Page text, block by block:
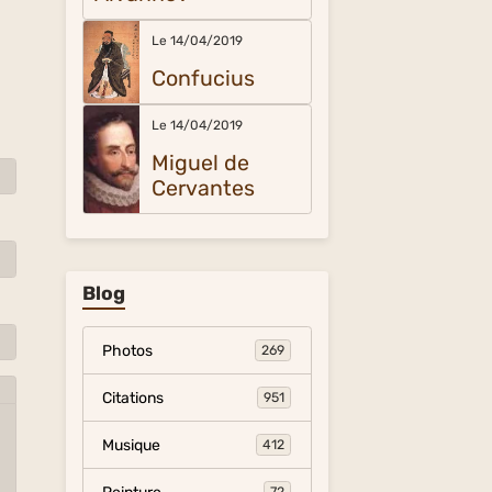
Le 14/04/2019
Confucius
Le 14/04/2019
Miguel de
Cervantes
Blog
Photos 269
Citations 951
Musique 412